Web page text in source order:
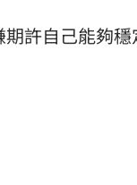
許自己能夠